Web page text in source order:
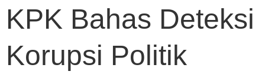
KPK Bahas Deteksi
Korupsi Politik